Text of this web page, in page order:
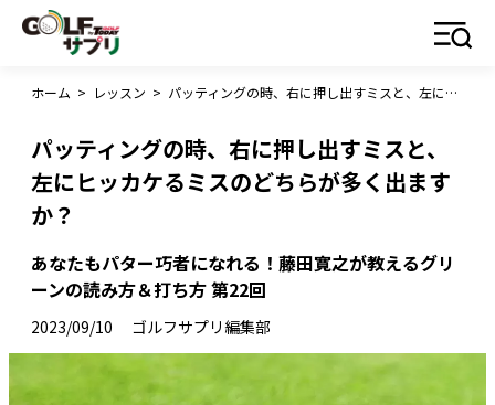
ホーム > レッスン > パッティングの時、右に押し出すミスと、左にヒッカケるミスのどちらが多く出ますか？
パッティングの時、右に押し出すミスと、
左にヒッカケるミスのどちらが多く出ます
か？
あなたもパター巧者になれる！藤田寛之が教えるグリ
ーンの読み方＆打ち方 第22回
2023/09/10 ゴルフサプリ編集部